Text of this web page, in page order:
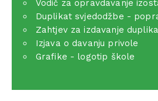
Vodič za opravdavanje
Duplikat svjedodžbe -
Zahtjev za izdavanje
Izjava o davanju privole
Grafike - logotip škole